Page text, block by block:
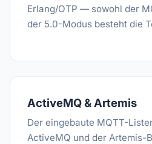
Erlang/OTP — sowohl der
der 5.0-Modus besteht die
ActiveMQ & Artemis
Der eingebaute MQTT-
ActiveMQ und der